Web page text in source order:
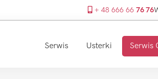
+ 48 666 66 76 76
Serwis Usterki Serwis